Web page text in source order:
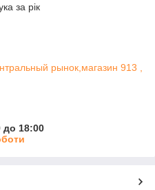
за рік
рынок,магазин 913 ,
до 18:00